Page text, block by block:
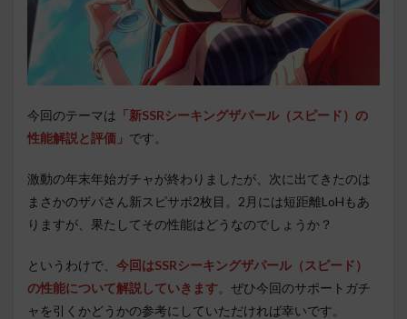
今回のテーマは 「新SSRシーキングザパール（スピード）の
性能解説と評価」 です。
激動の年末年始ガチャが終わりましたが、次に出てきたのは
まさかのザパさん新スピサポ2枚目。2月には短距離LoHもあ
りますが、果たしてその性能はどうなのでしょうか？
というわけで、 今回はSSRシーキングザパール（スピード）
の性能について解説していきます。ぜひ今回のサポートガチ
ャを引くかどうかの参考にしていただければ幸いです。